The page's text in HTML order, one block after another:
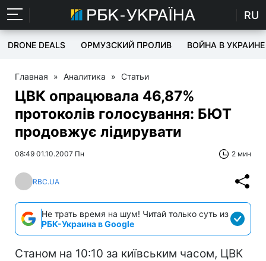
RU
DRONE DEALS ОРМУЗСКИЙ ПРОЛИВ ВОЙНА В УКРАИНЕ
Главная » Аналитика » Статьи
ЦВК опрацювала 46,87%
протоколів голосування: БЮТ
продовжує лідирувати
08:49 01.10.2007 Пн 2 мин
RBC.UA
Не трать время на шум! Читай только суть из
РБК-Украина в Google
Станом на 10:10 за київським часом, ЦВК